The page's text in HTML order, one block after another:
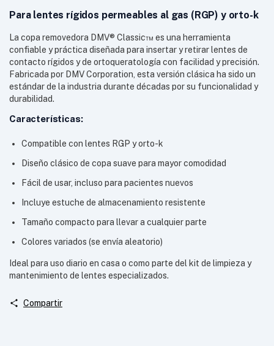
Para lentes rígidos permeables al gas (RGP) y orto-k
La copa removedora DMV® Classic™ es una herramienta
confiable y práctica diseñada para insertar y retirar lentes de
contacto rígidos y de ortoqueratología con facilidad y precisión.
Fabricada por DMV Corporation, esta versión clásica ha sido un
estándar de la industria durante décadas por su funcionalidad y
durabilidad.
Características:
Compatible con lentes RGP y orto-k
Diseño clásico de copa suave para mayor comodidad
Fácil de usar, incluso para pacientes nuevos
Incluye estuche de almacenamiento resistente
Tamaño compacto para llevar a cualquier parte
Colores variados (se envía aleatorio)
Ideal para uso diario en casa o como parte del kit de limpieza y
mantenimiento de lentes especializados.
Compartir